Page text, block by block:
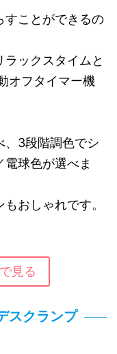
すことができるの
ックスタイムと
オフタイマー機
、3段階調色でシ
球色が選べま
おしゃれです。
見る
スクランプ